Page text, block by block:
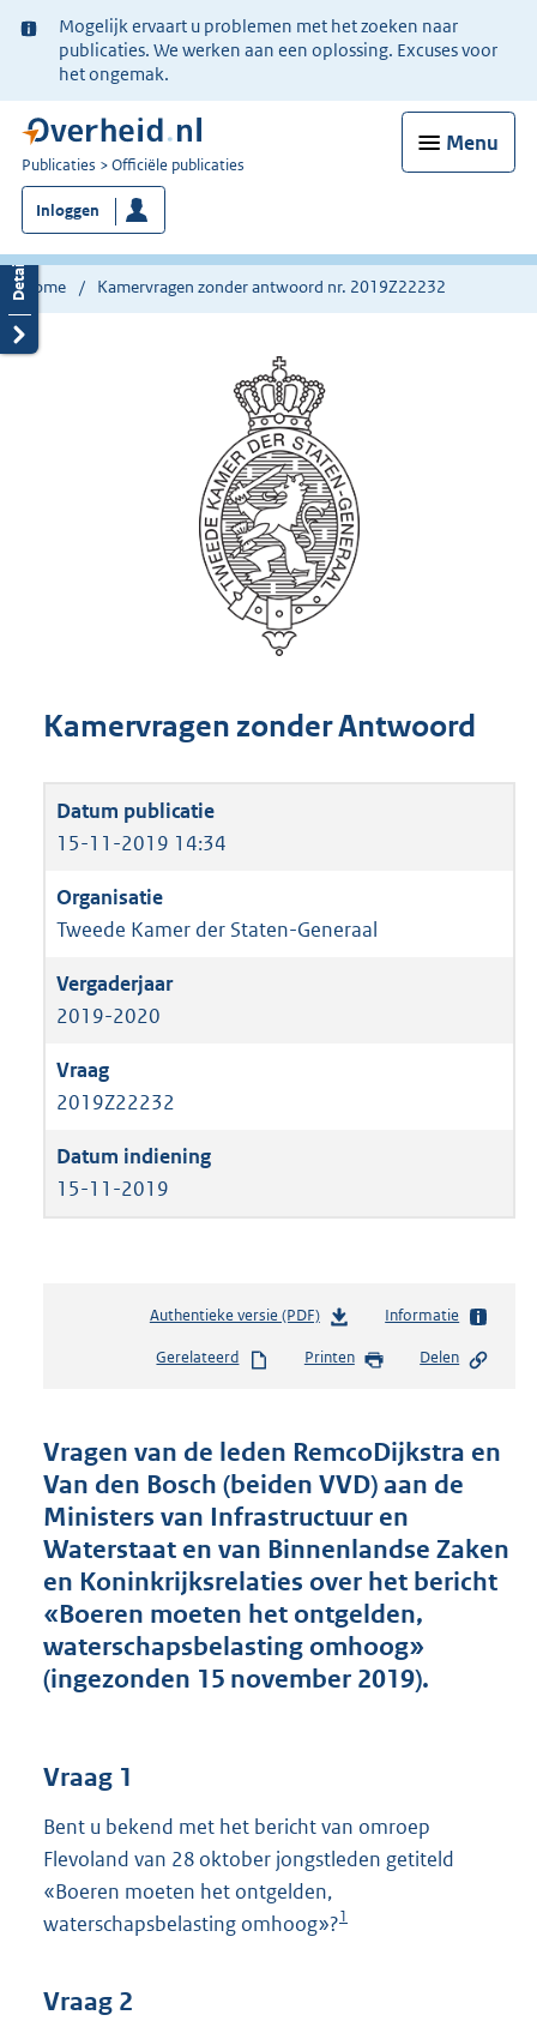
Ter
informatie:
Mogelijk ervaart u problemen met het zoeken naar
publicaties. We werken aan een oplossing. Excuses voor
het ongemak.
Menu
U
bent
nu
hier:
Publicaties Officiële publicaties
Inloggen
Home Kamervragen zonder antwoord nr. 2019Z22232
Kamervragen zonder Antwoord
15-11-2019 14:34
Tweede Kamer der Staten-Generaal
2019-2020
2019Z22232
15-11-2019
Authentieke versie (PDF)b
s
d
s
g
r
o
t
t
:
Informatie
Gerelateerd Printen Delen
Vragen van de leden RemcoDijkstra en
Van den Bosch (beiden VVD) aan de
Ministers van Infrastructuur en
Waterstaat en van Binnenlandse Zaken
en Koninkrijksrelaties over het bericht
«Boeren moeten het ontgelden,
waterschapsbelasting omhoog»
(ingezonden 15 november 2019).
Vraag 1
Bent u bekend met het bericht van omroep
Flevoland van 28 oktober jongstleden getiteld
«Boeren moeten het ontgelden,
waterschapsbelasting omhoog»?1
Vraag 2